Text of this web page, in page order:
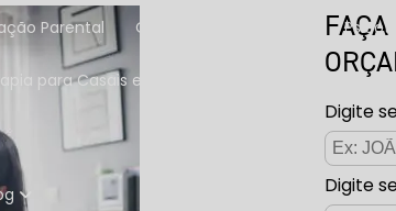
Parental
para Casais e Famílias
Digite
Digite